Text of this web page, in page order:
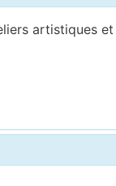
artistiques